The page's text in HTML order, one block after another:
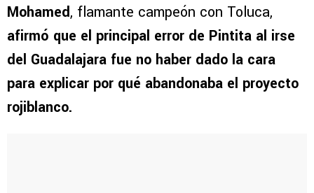
Mohamed, flamante campeón con Toluca,
afirmó que el principal error de Pintita al irse
del Guadalajara fue no haber dado la cara
para explicar por qué abandonaba el proyecto
rojiblanco.